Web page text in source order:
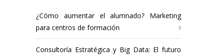
¿Cómo aumentar el alumnado? Marketing
para centros de formación
Consultoría Estratégica y Big Data: El futuro